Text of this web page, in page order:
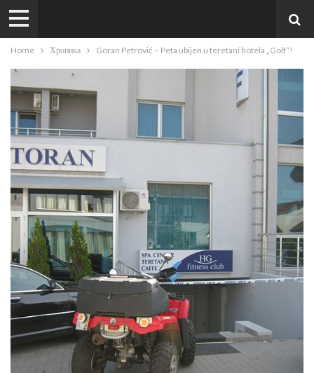
Home Хроника Goran Petrović – Peta ubijen u teretani hotela „Golf“!